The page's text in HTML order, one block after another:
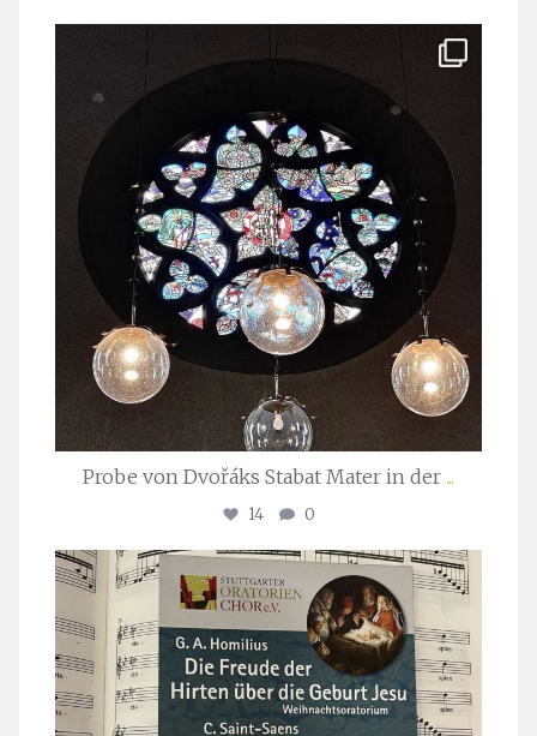
Apr. 1
Probe von Dvořáks Stabat Mater in der ...
14 0
stuttgarter_oratorienchor
Nov. 29